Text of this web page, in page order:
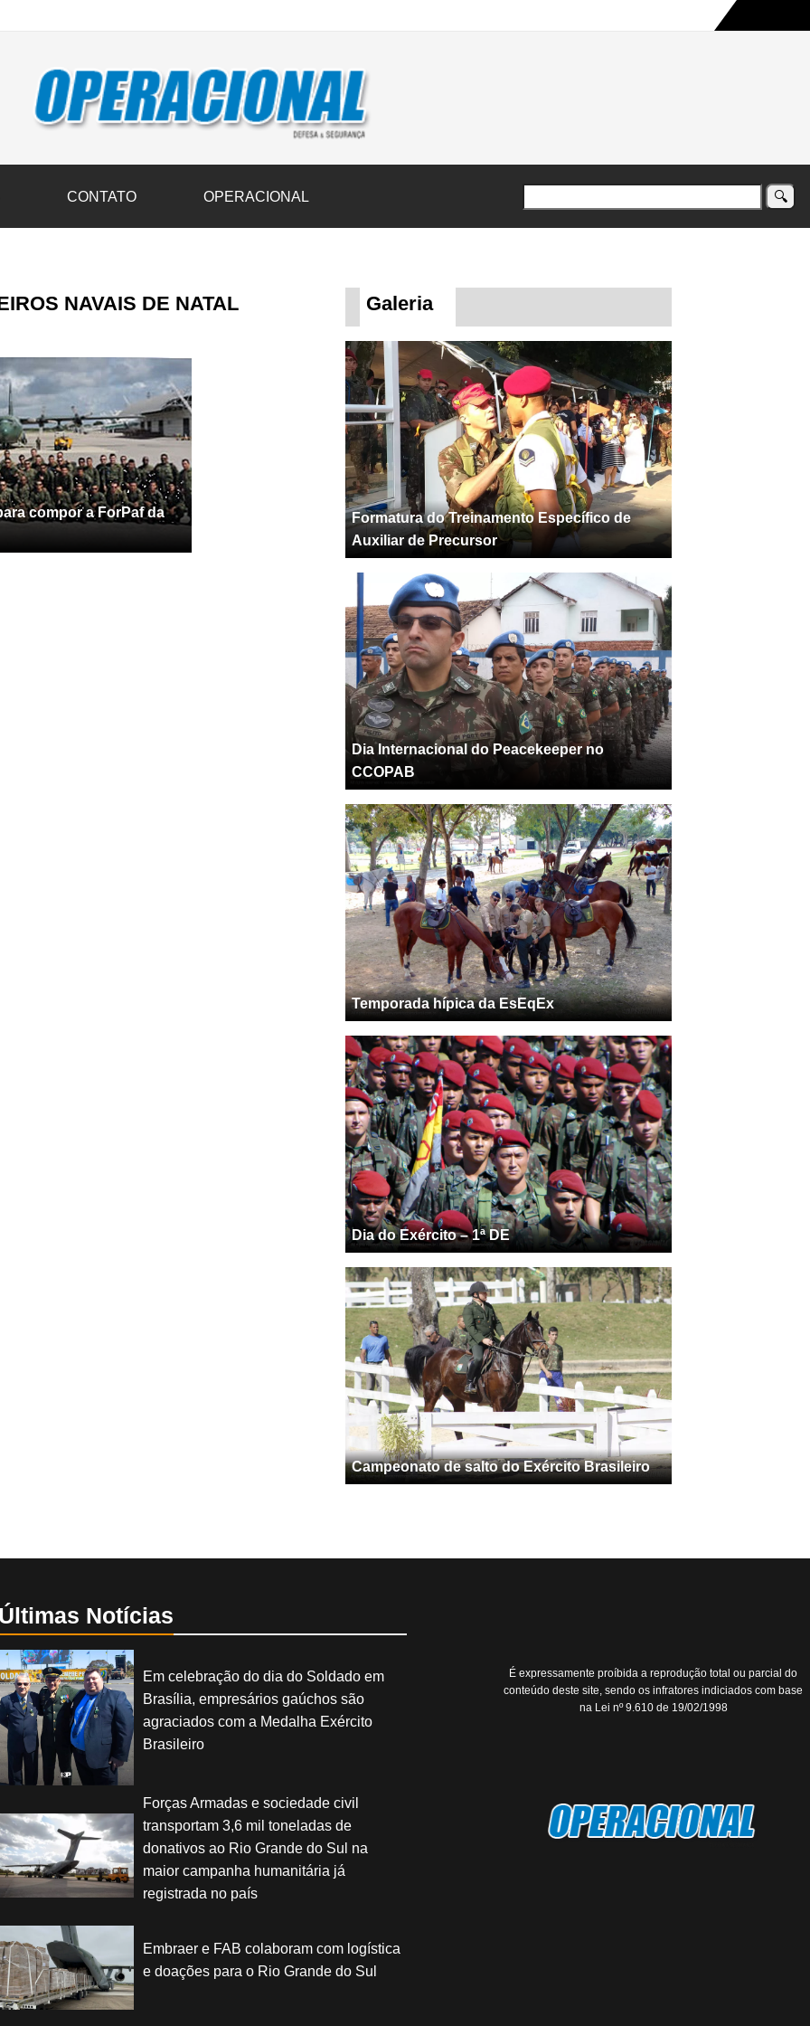
transportam 3,6 mil toneladas de donativos ao Rio Grande do Sul na maior campanha humanitária já registrada no país
CONTATO OPERACIONAL
NAVAIS DE NATAL
compor a ForPaf da
Galeria
Formatura do Treinamento Específico de
Auxiliar de Precursor
Dia Internacional do Peacekeeper no
CCOPAB
Temporada hípica da EsEqEx
Dia do Exército – 1ª DE
Campeonato de salto do Exército Brasileiro
Últimas Notícias
Em celebração do dia do Soldado em
Brasília, empresários gaúchos são
agraciados com a Medalha Exército
Brasileiro
Forças Armadas e sociedade civil
transportam 3,6 mil toneladas de
donativos ao Rio Grande do Sul na
maior campanha humanitária já
registrada no país
Embraer e FAB colaboram com logística
e doações para o Rio Grande do Sul
É expressamente proíbida a reprodução total ou parcial do
conteúdo deste site, sendo os infratores indiciados com base
na Lei nº 9.610 de 19/02/1998